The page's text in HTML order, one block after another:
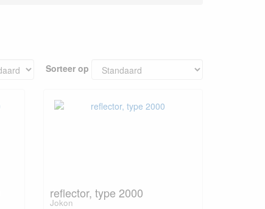
Sorteer op
reflector, type 2000
Jokon